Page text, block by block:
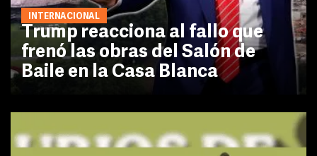
INTERNACIONAL
Trump reacciona al fallo que
frenó las obras del Salón de
Baile en la Casa Blanca